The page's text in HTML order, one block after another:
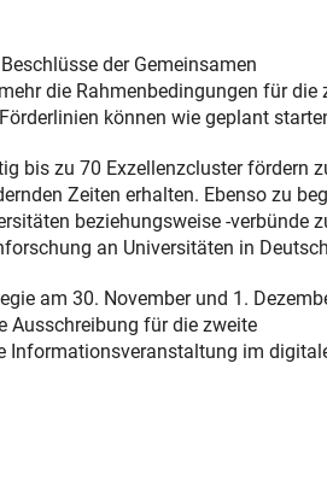
der Gemeinsamen
die Rahmenbedingungen für die
können wie geplant
bis zu 70 Exzellenzcluster fördern
Zeiten erhalten. Ebenso zu
beziehungsweise -verbünde
an Universitäten in
am 30. November und 1.
Ausschreibung für die zweite
Informationsveranstaltung im